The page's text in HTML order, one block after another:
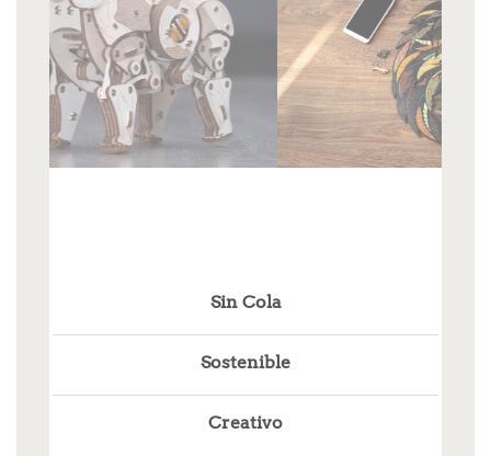
Sin Cola
Sostenible
Creativo